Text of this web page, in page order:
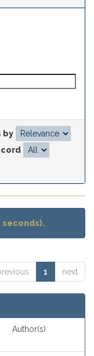
by
seconds).
1 next
Author(s)